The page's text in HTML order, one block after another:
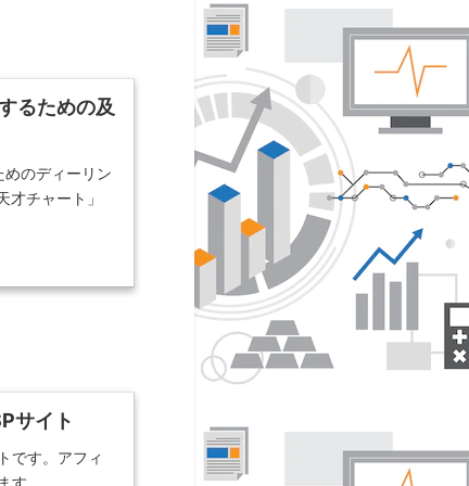
るための及
のディーリン
チャート」
サイト
です。アフィ
す。